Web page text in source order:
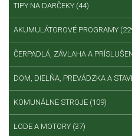
TIPY NA DARČEKY (44)
AKUMULÁTOROVÉ PROGRAMY
ČERPADLÁ, ZÁVLAHA A
DOM, DIELŇA, PREVÁDZKA A
KOMUNÁLNE STROJE (109)
LODE A MOTORY (37)